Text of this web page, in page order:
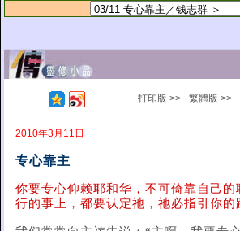
打印版 >> 繁體版 >>
2010年3月11日
专心靠主
你要专心仰赖耶和华，不可倚靠自己的
行的事上，都要认定祂，祂必指引你的